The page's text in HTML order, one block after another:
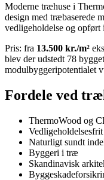
Moderne træhuse i
design med træbaserede
vedligeholdelse og opført
Pris: fra 13.500 kr./m²
blev der udstedt 78
modulbyggeripotentialet
Fordele ved
ThermoWood og
Naturligt sundt
Byggeri i træ
Skandinavisk